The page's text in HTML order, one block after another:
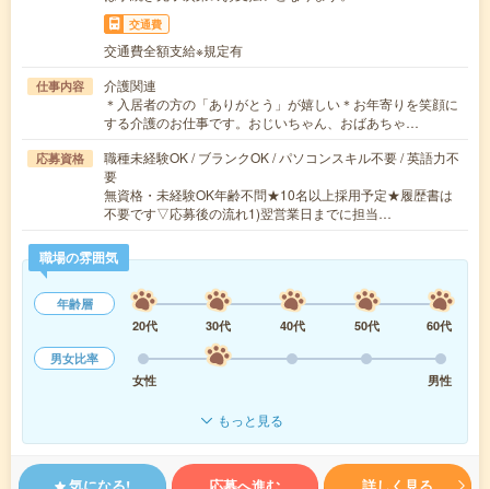
交通費
交通費全額支給※規定有
仕事内容
介護関連
＊入居者の方の「ありがとう」が嬉しい＊お年寄りを笑顔に
する介護のお仕事です。おじいちゃん、おばあちゃ…
応募資格
職種未経験OK / ブランクOK / パソコンスキル不要 / 英語力不
要
無資格・未経験OK年齢不問★10名以上採用予定★履歴書は
不要です▽応募後の流れ1)翌営業日までに担当…
職場の雰囲気
年齢層
20代
30代 40代 50代
60代
男女比率
女性
男性
もっと見る